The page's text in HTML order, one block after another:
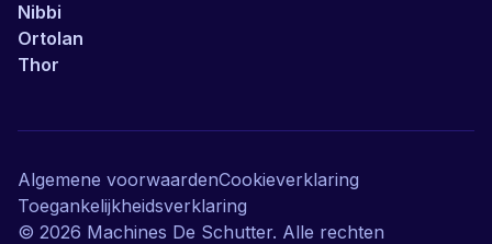
Nibbi
Ortolan
Thor
© 2026 Machines De Schutter. Alle rechten
Algemene voorwaardenCookieverklaring
Toegankelijkheidsverklaring